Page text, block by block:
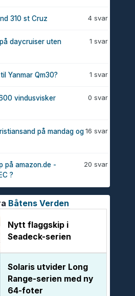
4 svar
310 st Cruz
1 svar
daycruiser uten
1 svar
Yanmar Qm30?
0 svar
vindusvisker
16 svar
på mandag og
20 svar
på amazon.de -
?
Båtens Verden
Nytt flaggskip i
Seadeck-serien
Solaris utvider Long
Range-serien med ny
64-foter